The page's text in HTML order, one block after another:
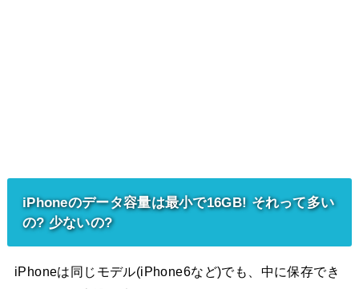
iPhoneのデータ容量は最小で16GB! それって多い
の? 少ないの?
iPhoneは同じモデル(iPhone6など)でも、中に保存でき